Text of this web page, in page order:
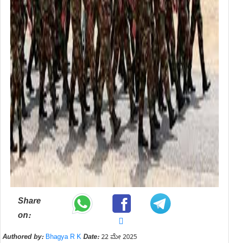
Share
on:
Authored by: Bhagya R K Date:22 ಮೇ 2025